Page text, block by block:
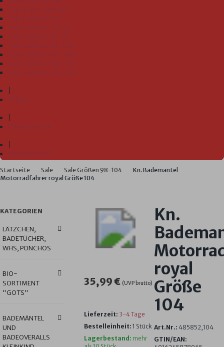
Startseite Sale Sale Größen 98-104
Kn. Bademantel
Motorradfahrer royal Größe 104
KATEGORIEN
LÄTZCHEN,
BADETÜCHER,
WHS, PONCHOS
BIO-
SORTIMENT
"GOTS"
BADEMÄNTEL
UND
BADEOVERALLS
Kn.
royal
Größe
104
Art.Nr.: 485852,104
GTIN/EAN:
35,99 € (UVP brutto)
Lieferzeit: 3-4 Tage
Bestelleinheit: 1 Stück
Lagerbestand: mehr